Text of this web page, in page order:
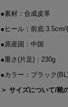
●素材：合成皮革
●ヒール：前底:3.5cm/
●原産国：中国
●重さ(片足)：230g
●カラー：ブラック
＞ サイズについて/靴